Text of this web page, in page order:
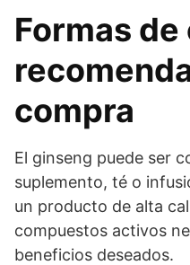
Formas
compra
El ginseng puede ser
suplemento, té o
un producto de alta
compuestos activos
beneficios deseados.